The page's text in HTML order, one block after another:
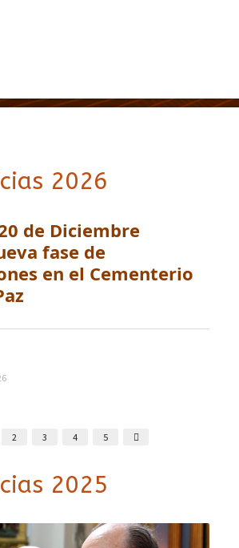
2026
de Diciembre
fase de
en el Cementerio
2 3 4 5
2025